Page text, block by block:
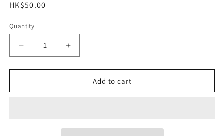
Regular
HK$50.00
Quantity
Decrease
quantity
for
Soap
Increase
quantity
for
Soap
Add to cart